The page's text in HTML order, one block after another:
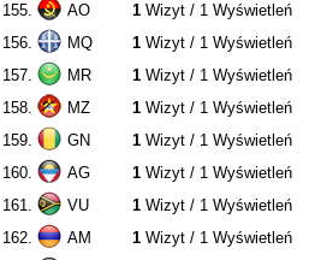
155.
AO 1 Wizyt / 1 Wyświetleń
156.
MQ 1 Wizyt / 1 Wyświetleń
157.
MR 1 Wizyt / 1 Wyświetleń
158.
MZ 1 Wizyt / 1 Wyświetleń
159.
GN 1 Wizyt / 1 Wyświetleń
160.
AG 1 Wizyt / 1 Wyświetleń
161.
VU 1 Wizyt / 1 Wyświetleń
162.
AM 1 Wizyt / 1 Wyświetleń